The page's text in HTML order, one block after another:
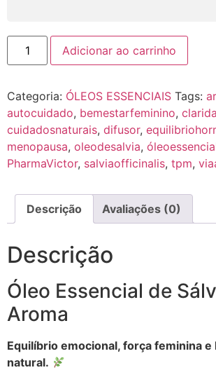
Adicionar ao carrinho
Categoria: ÓLEOS ESSENCIAIS Tags:
autocuidado, bemestarfeminino,
cuidadosnaturais, difusor,
menopausa, oleodesalvia,
PharmaVictor, salviaofficinalis, tpm,
Descrição Avaliações (0)
Descrição
Óleo Essencial de
Aroma
Equilíbrio emocional, força feminina
natural.